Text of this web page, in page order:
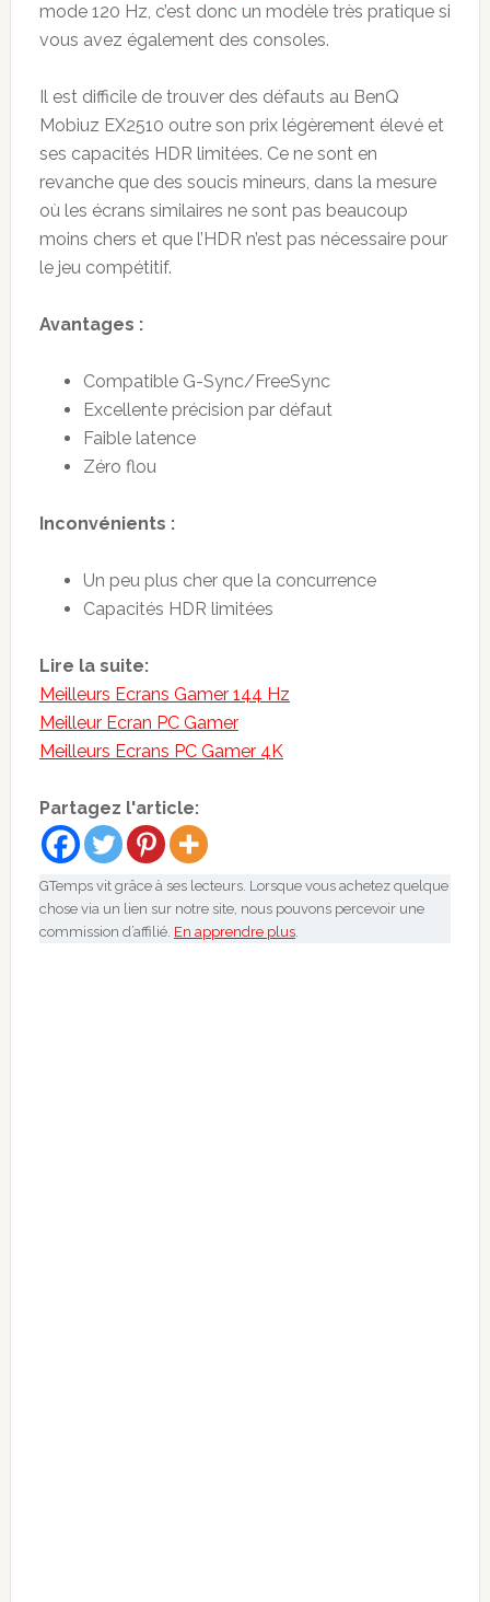
mode 120 Hz, c’est donc un modèle très pratique si
vous avez également des consoles.
Il est difficile de trouver des défauts au BenQ
Mobiuz EX2510 outre son prix légèrement élevé et
ses capacités HDR limitées. Ce ne sont en
revanche que des soucis mineurs, dans la mesure
où les écrans similaires ne sont pas beaucoup
moins chers et que l’HDR n’est pas nécessaire pour
le jeu compétitif.
Avantages :
Compatible G-Sync/FreeSync
Excellente précision par défaut
Faible latence
Zéro flou
Inconvénients :
Un peu plus cher que la concurrence
Capacités HDR limitées
Lire la suite:
Meilleurs Ecrans Gamer 144 Hz
Meilleur Ecran PC Gamer
Meilleurs Ecrans PC Gamer 4K
Partagez l'article:
GTemps vit grâce à ses lecteurs. Lorsque vous achetez quelque
chose via un lien sur notre site, nous pouvons percevoir une
commission d’affilié. En apprendre plus.